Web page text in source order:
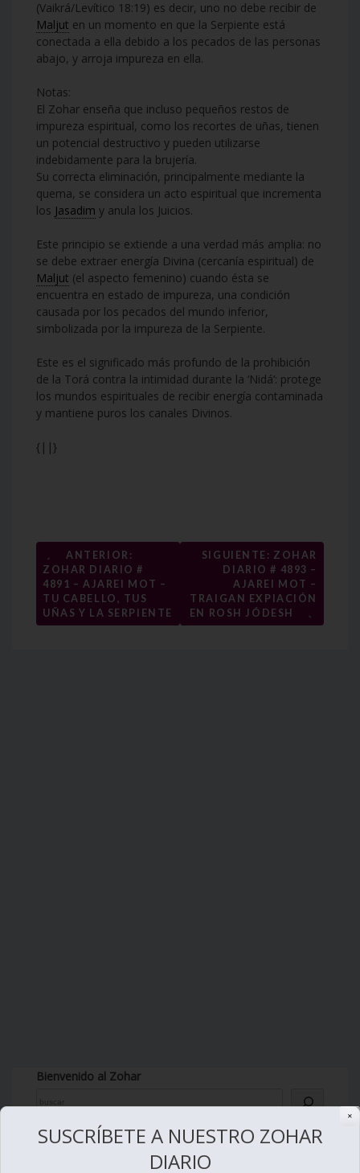
(Vaikrá/Levítico 18:19) es decir, uno no debe recibir de
Maljut en un momento en que la Serpiente está
conectada a ella debido a los pecados de las personas
abajo, y arroja impureza en ella.
Notas:
El Zohar enseña que incluso pequeños restos de
impureza espiritual, como los recortes de uñas, tienen
un potencial destructivo y pueden utilizarse
indebidamente para la brujería.
Su correcta eliminación, principalmente mediante la
quema, se considera un acto espiritual que incrementa
los Jasadim y anula los Juicios.
Este principio se extiende a una verdad más amplia: no
se debe extraer energía Divina (cercanía espiritual) de
Maljut (el aspecto femenino) cuando ésta se
encuentra en estado de impureza, una condición
causada por los pecados del mundo inferior,
simbolizada por la impureza de la Serpiente.
Este es el significado más profundo de la prohibición
de la Torá contra la intimidad durante la ‘Nidá’: protege
los mundos espirituales de recibir energía contaminada
y mantiene puros los canales Divinos.
{||}
Navegación
de
entradas
←
ANTERIOR:
ZOHAR DIARIO #
4891 – AJAREI MOT –
TU CABELLO, TUS
UÑAS Y LA SERPIENTE
SIGUIENTE: ZOHAR
DIARIO # 4893 –
AJAREI MOT –
TRAIGAN EXPIACIÓN
EN ROSH JÓDESH
→
Bienvenido al Zohar
✕
SUSCRÍBETE A NUESTRO ZOHAR
DIARIO